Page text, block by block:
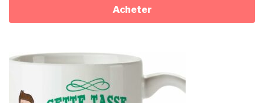
Acheter